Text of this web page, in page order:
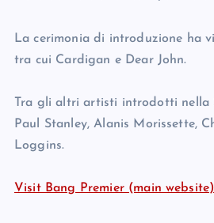
La cerimonia di introduzione ha
tra cui Cardigan e Dear John.
Tra gli altri artisti introdotti nella
Paul Stanley, Alanis Morissette,
Loggins.
Visit Bang Premier (main website)